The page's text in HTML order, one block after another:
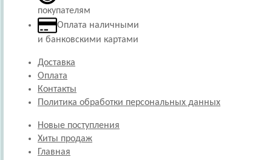
покупателям
Оплата наличными
и банковскими картами
Доставка
Оплата
Контакты
Политика обработки персональных данных
Новые поступления
Хиты продаж
Главная